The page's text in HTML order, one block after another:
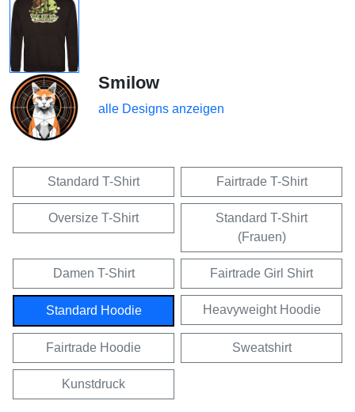
Smilow
alle Designs anzeigen
Standard T-Shirt Fairtrade T-Shirt
Oversize T-Shirt
Standard T-Shirt
(Frauen)
Damen T-Shirt Fairtrade Girl Shirt
Standard Hoodie Heavyweight Hoodie
Fairtrade Hoodie Sweatshirt
Kunstdruck